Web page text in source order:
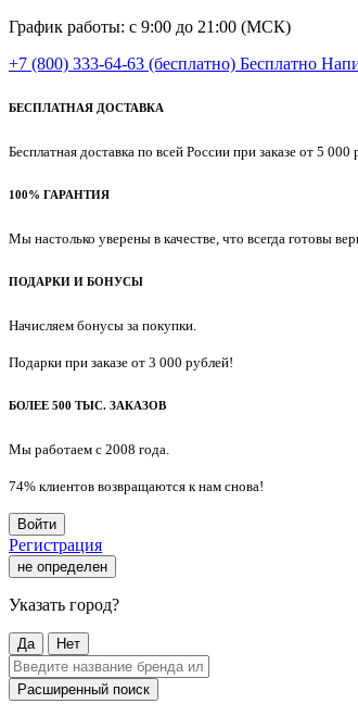
График работы: с 9:00 до 21:00 (МСК)
+7 (800) 333-64-63 (бесплатно) Бесплатно
БЕСПЛАТНАЯ ДОСТАВКА
Бесплатная доставка по всей России при заказе от 5 000
100% ГАРАНТИЯ
Мы настолько уверены в качестве, что всегда готовы
ПОДАРКИ И БОНУСЫ
Начисляем бонусы за покупки.
Подарки при заказе от 3 000 рублей!
БОЛЕЕ 500 ТЫС. ЗАКАЗОВ
Мы работаем с 2008 года.
74% клиентов возвращаются к нам снова!
Войти
Регистрация
не определен
Указать город?
Да Нет
Расширенный поиск